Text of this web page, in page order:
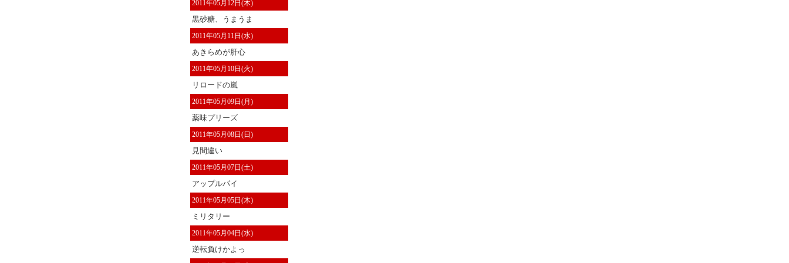
2011年05月12日(木)
黒砂糖、うまうま
2011年05月11日(水)
あきらめが肝心
2011年05月10日(火)
リロードの嵐
2011年05月09日(月)
薬味プリーズ
2011年05月08日(日)
見間違い
2011年05月07日(土)
アップルパイ
2011年05月05日(木)
ミリタリー
2011年05月04日(水)
逆転負けかよっ